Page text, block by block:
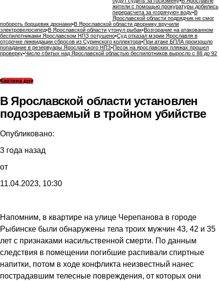
жители с помощью прокуратуры добились
перерасчета за «горячую» воду•В
Ярославской области подрядчик не смог
побороть борщевик дронами•В Ярославской области дворнику вручили
электровелосипед•В Ярославской области утонул рыбак•Возгорание на атакованном
беспилотниками Ярославском НПЗ потушено•Суд отказал мэрии Ярославля в
отсрочке ликвидации сбросов из Суринского коллектора•При атаке БПЛА произошло
попадание в резервуары Ярославского НПЗ•Песок на ярославских пляжах прошел
проверку•Число сбитых над Ярославской областью беспилотников выросло с 88 до 92
Картина дня
В Ярославской области установлен
подозреваемый в тройном убийстве
Опубликовано:
3 года назад
от
11.04.2023, 10:30
Напомним, в квартире на улице Черепанова в городе
Рыбинске были обнаружены тела троих мужчин 43, 42 и 35
лет с признаками насильственной смерти. По данным
следствия в помещении погибшие распивали спиртные
напитки, потом в ходе конфликта неизвестный нанес
пострадавшим телесные повреждения, от которых они